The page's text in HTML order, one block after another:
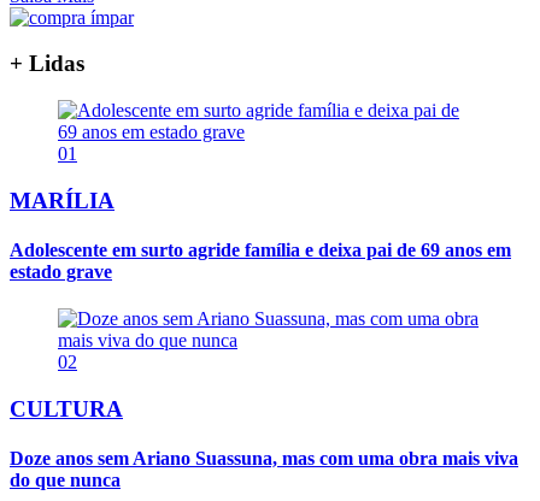
+ Lidas
01
MARÍLIA
Adolescente em surto agride família e deixa pai de 69 anos em
estado grave
02
CULTURA
Doze anos sem Ariano Suassuna, mas com uma obra mais viva
do que nunca